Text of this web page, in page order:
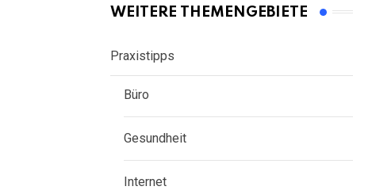
WEITERE THEMENGEBIETE
Praxistipps
Büro
Gesundheit
Internet